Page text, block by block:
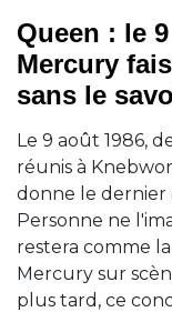
Queen : le
Mercury
sans le
Le 9 août 1986,
réunis à
donne le dernier
Personne ne
restera comme
Mercury sur
plus tard, ce